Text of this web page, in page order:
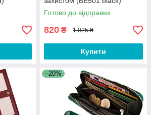
Готово до відправки
820 ₴ 1 025 ₴
Купити
–20%